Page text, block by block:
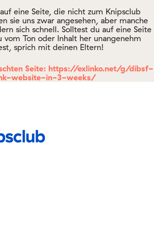
eine Seite, die nicht zum Knipsclub
sie uns zwar angesehen, aber manche
sich schnell. Solltest du auf eine Seite
vom Ton oder Inhalt her unangenehm
sprich mit deinen Eltern!
Seite: https://exlinko.net/g/dibsf-
website-in-3-weeks/